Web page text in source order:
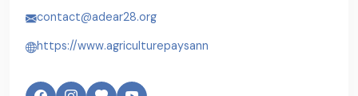
contact@adear28.org
https://www.agriculturepaysann